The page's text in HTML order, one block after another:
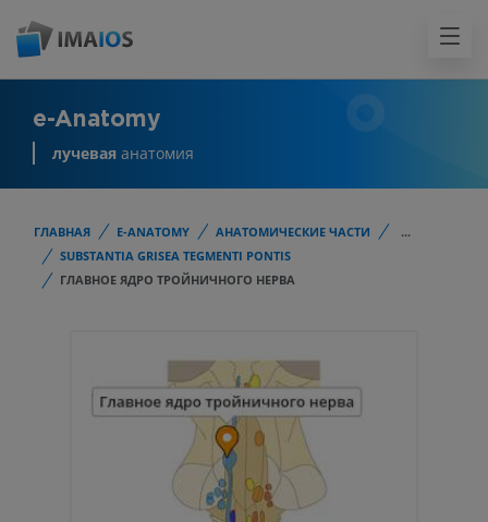
e-Anatomy
лучевая анатомия
ГЛАВНАЯ E-ANATOMY АНАТОМИЧЕСКИЕ ЧАСТИ
...
SUBSTANTIA GRISEA TEGMENTI PONTIS
ГЛАВНОЕ ЯДРО ТРОЙНИЧНОГО НЕРВА